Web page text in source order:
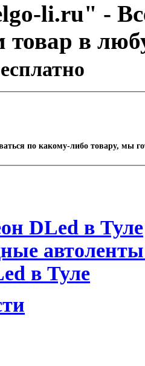
li.ru" -
товар в
по какому-либо товару, мы
DLed в Туле
в Туле